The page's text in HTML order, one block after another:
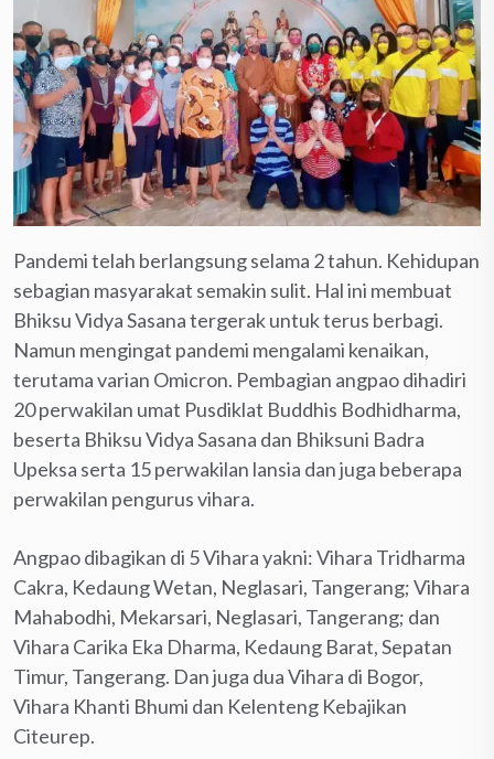
Pandemi telah berlangsung selama 2 tahun. Kehidupan
sebagian masyarakat semakin sulit. Hal ini membuat
Bhiksu Vidya Sasana tergerak untuk terus berbagi.
Namun mengingat pandemi mengalami kenaikan,
terutama varian Omicron. Pembagian angpao dihadiri
20 perwakilan umat Pusdiklat Buddhis Bodhidharma,
beserta Bhiksu Vidya Sasana dan Bhiksuni Badra
Upeksa serta 15 perwakilan lansia dan juga beberapa
perwakilan pengurus vihara.
Angpao dibagikan di 5 Vihara yakni: Vihara Tridharma
Cakra, Kedaung Wetan, Neglasari, Tangerang; Vihara
Mahabodhi, Mekarsari, Neglasari, Tangerang; dan
Vihara Carika Eka Dharma, Kedaung Barat, Sepatan
Timur, Tangerang. Dan juga dua Vihara di Bogor,
Vihara Khanti Bhumi dan Kelenteng Kebajikan
Citeurep.